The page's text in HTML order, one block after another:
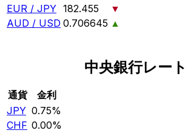
EUR / JPY 182.455
▼
AUD / USD 0.706645 ▲
中央銀行レート
通貨
金利
JPY 0.75%
CHF 0.00%